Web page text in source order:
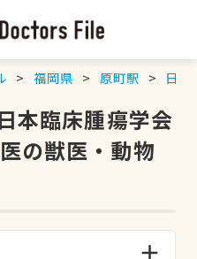
福岡県 原町駅 日本
本臨床腫瘍学会
の獣医・動物